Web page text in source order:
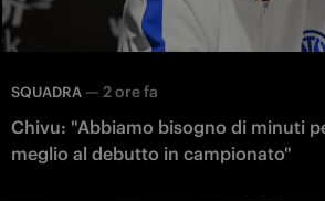
SQUADRA — 2 ore fa
Chivu: "Abbiamo bisogno di minuti
meglio al debutto in campionato"